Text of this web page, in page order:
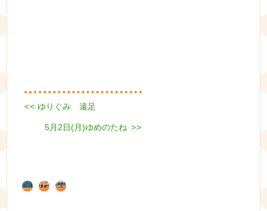
投
稿
ゲ
ー
Previous
<< ゆりぐみ 遠足
Next
5月2日(月)ゆめのたね >>